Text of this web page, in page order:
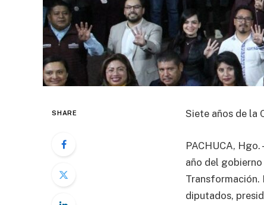
SHARE Siete años de la
PACHUCA,
año del
diputados,